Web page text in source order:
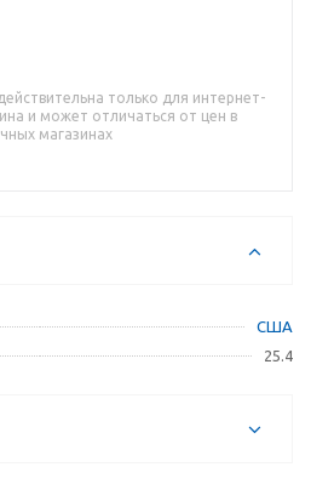
только для интернет-
и может отличаться от цен в
магазинах
США
25.4